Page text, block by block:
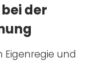
der
Eigenregie und